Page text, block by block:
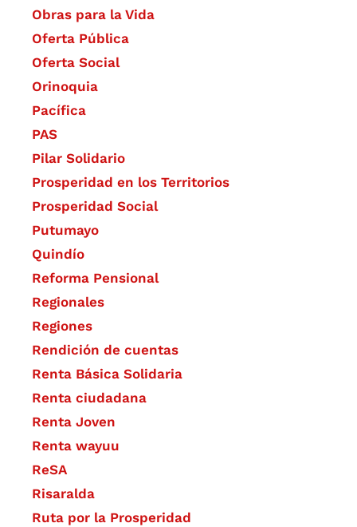
Obras para la Vida
Oferta Pública
Oferta Social​​
Orinoquia
Pacífica
PAS
Pilar Solidario
Prosperidad en los Territorios
Prosperidad Social
Putumayo
Quindío
Reforma Pensional
Regionales
Regiones
Rendición de cuentas
Renta Básica Solidaria
Renta ciudadana
Renta Joven
Renta wayuu
ReSA
Risaralda
Ruta por la Prosperidad